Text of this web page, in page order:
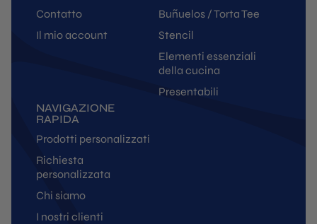
Contatto
Il mio account
Buñuelos / Torta Tee
Stencil
Elementi essenziali
della cucina
Presentabili
NAVIGAZIONE
RAPIDA
Prodotti personalizzati
Richiesta
personalizzata
Chi siamo
I nostri clienti